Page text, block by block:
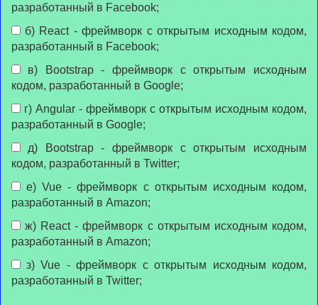
разработанный в Facebook;
разработанный в Facebook;
кодом, разработанный в Google;
разработанный в Google;
кодом, разработанный в Twitter;
разработанный в Amazon;
разработанный в Amazon;
разработанный в Twitter;